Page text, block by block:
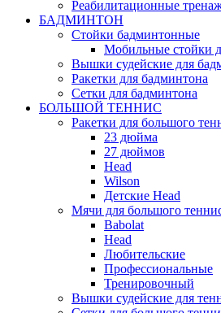
Реабилитационные
БАДМИНТОН
Стойки бадминтонные
Мобильные стойки
Вышки судейские для
Ракетки для бадминтона
Сетки для бадминтона
БОЛЬШОЙ ТЕННИС
Ракетки для большого
23 дюйма
27 дюймов
Head
Wilson
Детские Head
Мячи для большого
Babolat
Head
Любительские
Профессиональные
Тренировочный
Вышки судейские для